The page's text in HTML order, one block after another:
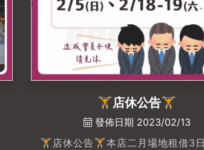
🏋店休公告🏋
發佈日期 2023/02/13
🏋店休公告🏋本店二月場地租借3日